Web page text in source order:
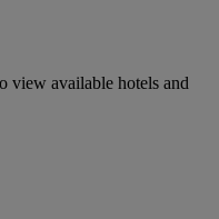
view available hotels and